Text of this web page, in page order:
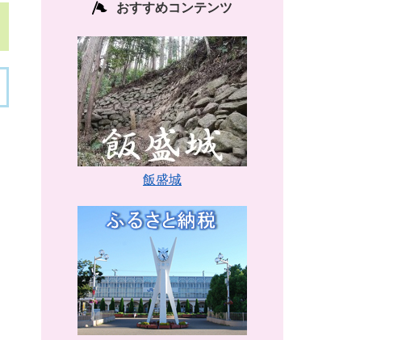
おすすめコンテンツ
飯盛城